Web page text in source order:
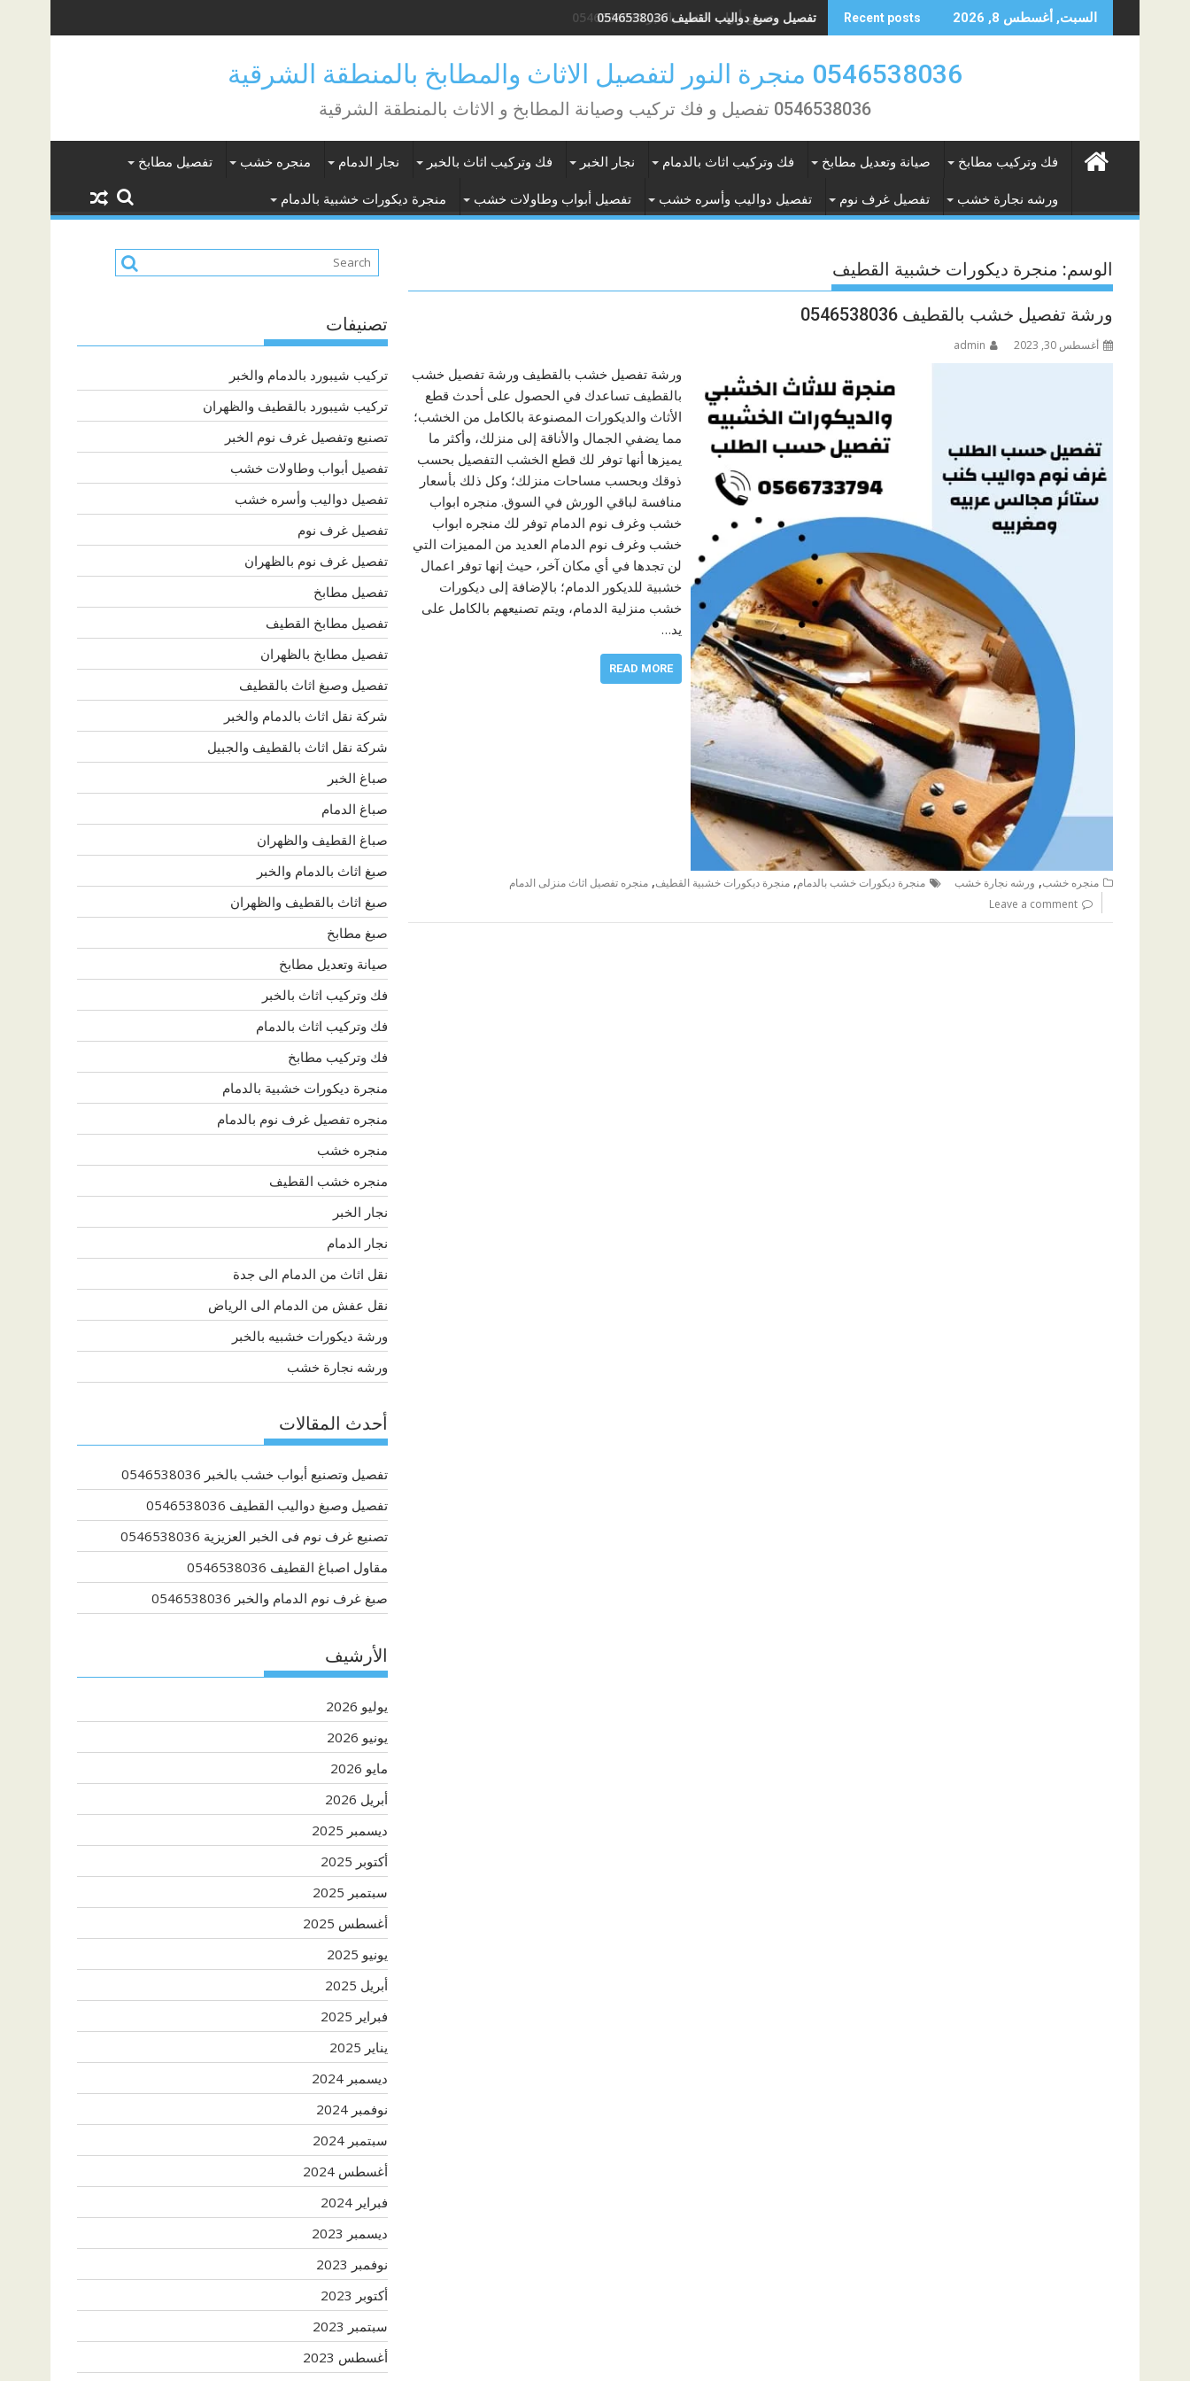
to
السبت, أغسطس 8, 2026 Recent posts تفصيل وصبغ دواليب القطيف 0546538036
0546538036 منجرة النور لتفصيل الاثاث والمطابخ بالمنطقة الشرقية
0546538036 تفصيل و فك تركيب وصيانة المطابخ و الاثاث بالمنطقة الشرقية
فك وتركيب مطابخ صيانة وتعديل مطابخ فك وتركيب اثاث بالدمام نجار الخبر فك وتركيب اثاث بالخبر نجار الدمام منجره خشب تفصيل مطابخ
ورشه نجارة خشب تفصيل غرف نوم تفصيل دواليب وأسره خشب تفصيل أبواب وطاولات خشب منجرة ديكورات خشبية بالدمام
الوسم: منجرة ديكورات خشبية القطيف
ورشة تفصيل خشب بالقطيف 0546538036
أغسطس 30, 2023 admin
ورشة تفصيل خشب بالقطيف ورشة تفصيل خشب
بالقطيف تساعدك في الحصول على أحدث قطع
الأثاث والديكورات المصنوعة بالكامل من الخشب؛
مما يضفي الجمال والأناقة إلى منزلك، وأكثر ما
يميزها أنها توفر لك قطع الخشب التفصيل بحسب
ذوقك وبحسب مساحات منزلك؛ وكل ذلك بأسعار
منافسة لباقي الورش في السوق. منجره ابواب
خشب وغرف نوم الدمام توفر لك منجره ابواب
خشب وغرف نوم الدمام العديد من المميزات التي
لن تجدها في أي مكان آخر، حيث إنها توفر اعمال
خشبية للديكور الدمام؛ بالإضافة إلى ديكورات
خشب منزلية الدمام، ويتم تصنيعهم بالكامل على
يد…
READ MORE
منجره خشب, ورشه نجارة خشب منجرة ديكورات خشب بالدمام, منجرة ديكورات خشبية القطيف, منجره تفصيل اثاث منزلى الدمام
Leave a comment
تصنيفات
تركيب شيبورد بالدمام والخبر
تركيب شيبورد بالقطيف والظهران
تصنيع وتفصيل غرف نوم الخبر
تفصيل أبواب وطاولات خشب
تفصيل دواليب وأسره خشب
تفصيل غرف نوم
تفصيل غرف نوم بالظهران
تفصيل مطابخ
تفصيل مطابخ القطيف
تفصيل مطابخ بالظهران
تفصيل وصبغ اثاث بالقطيف
شركة نقل اثاث بالدمام والخبر
شركة نقل اثاث بالقطيف والجبيل
صباغ الخبر
صباغ الدمام
صباغ القطيف والظهران
صبغ اثاث بالدمام والخبر
صبغ اثاث بالقطيف والظهران
صبغ مطابخ
صيانة وتعديل مطابخ
فك وتركيب اثاث بالخبر
فك وتركيب اثاث بالدمام
فك وتركيب مطابخ
منجرة ديكورات خشبية بالدمام
منجره تفصيل غرف نوم بالدمام
منجره خشب
منجره خشب القطيف
نجار الخبر
نجار الدمام
نقل اثاث من الدمام الى جدة
نقل عفش من الدمام الى الرياض
ورشة ديكورات خشبيه بالخبر
ورشه نجارة خشب
أحدث المقالات
تفصيل وتصنيع أبواب خشب بالخبر 0546538036
تفصيل وصبغ دواليب القطيف 0546538036
تصنيع غرف نوم فى الخبر العزيزية 0546538036
مقاول اصباغ القطيف 0546538036
صبغ غرف نوم الدمام والخبر 0546538036
الأرشيف
يوليو 2026
يونيو 2026
مايو 2026
أبريل 2026
ديسمبر 2025
أكتوبر 2025
سبتمبر 2025
أغسطس 2025
يونيو 2025
أبريل 2025
فبراير 2025
يناير 2025
ديسمبر 2024
نوفمبر 2024
سبتمبر 2024
أغسطس 2024
فبراير 2024
ديسمبر 2023
نوفمبر 2023
أكتوبر 2023
سبتمبر 2023
أغسطس 2023